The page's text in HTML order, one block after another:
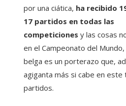
por una ciática, ha recibido
17 partidos en todas las
competiciones y las cosas
en el Campeonato del
belga es un porterazo que,
agiganta más si cabe en este
partidos.